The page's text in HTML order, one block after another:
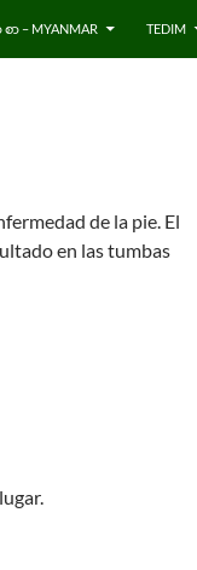
ာ – MYANMAR TEDIM
de la pie. El
en las tumbas